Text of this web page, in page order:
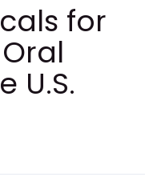
for
U.S.